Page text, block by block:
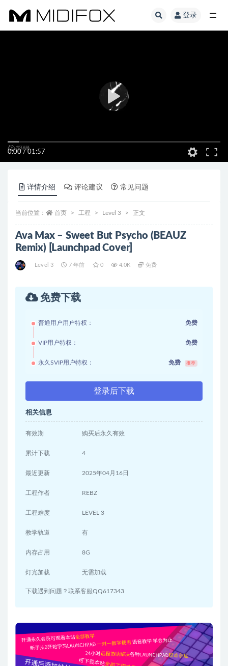
登录
0:00/01:57
详情介绍 评论建议 常见问题
当前位置： 首页 工程 Level 3 正文
Ava Max – Sweet But Psycho (BEAUZ
Remix) [Launchpad Cover]
Level 3 7 年前 0 4.0K 免费
免费下载
普通用户用户特权： 免费
VIP用户特权： 免费
永久SVIP用户特权： 免费 推荐
登录后下载
相关信息
有效期 购买后永久有效
累计下载 4
最近更新 2025年04月16日
工程作者 REBZ
工程难度 LEVEL 3
教学轨道 有
内存占用 8G
灯光加载 无需加载
下载遇到问题？联系客服QQ617343